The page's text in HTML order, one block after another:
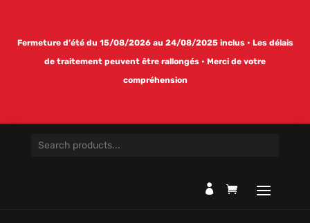
Fermeture d’été du 15/08/2026 au 24/08/2025 inclus • Les délais
de traitement peuvent être rallongés • Merci de votre
compréhension
